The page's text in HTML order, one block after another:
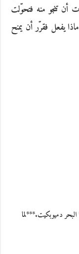
أن تنجو منه فتحوّلت
يفعل فقرّر أن يمنح
البحر دميوبكيت.***لما